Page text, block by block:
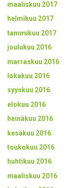
maaliskuu 2017
helmikuu 2017
tammikuu 2017
joulukuu 2016
marraskuu 2016
lokakuu 2016
syyskuu 2016
elokuu 2016
heinäkuu 2016
kesäkuu 2016
toukokuu 2016
huhtikuu 2016
maaliskuu 2016